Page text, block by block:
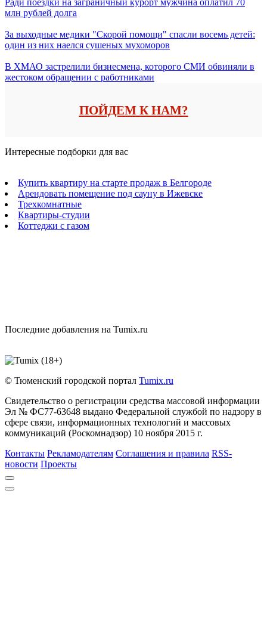
млн рублей долга
За выходные медики "Скорой помощи" спасли восемь детей:
один из них наелся сушеных мухоморов
В ХМАО застрелили бизнесмена, которого СМИ обвиняли в
жестоком обращении с работниками
ПОЙДЕМ К НАМ?
Интересные подборки для вас
Купить квартиру на старте продаж в Белгороде
Арендовать помещение под сауну в Ижевске
Трехкомнатные
Квартиры-студии
Коттеджи с газом
Последние добавления на Tumix.ru
© Тюменский городской портал Tumix.ru
Свидетельство о регистрации средства массовой информации
Эл № ФС77-63648 выдано Федеральной службой по надзору в
сфере связи, информационных технологий и массовых
коммуникаций (Роскомнадзор) 10 ноября 2015 г.
Контакты Рекламодателям Соглашения и правила RSS-
новости Проекты